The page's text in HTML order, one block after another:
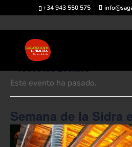
+34 943 550 575
« Todos los Eventos
Este evento ha pasado.
Semana de la Sidra